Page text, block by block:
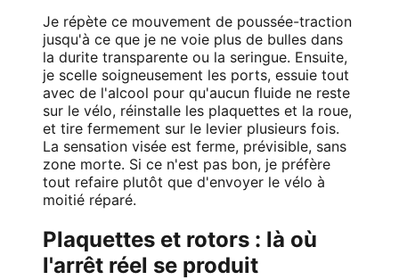
Je répète ce mouvement de poussée-traction
jusqu'à ce que je ne voie plus de bulles dans
la durite transparente ou la seringue. Ensuite,
je scelle soigneusement les ports, essuie tout
avec de l'alcool pour qu'aucun fluide ne reste
sur le vélo, réinstalle les plaquettes et la roue,
et tire fermement sur le levier plusieurs fois.
La sensation visée est ferme, prévisible, sans
zone morte. Si ce n'est pas bon, je préfère
tout refaire plutôt que d'envoyer le vélo à
moitié réparé.
Plaquettes et rotors : là où
l'arrêt réel se produit